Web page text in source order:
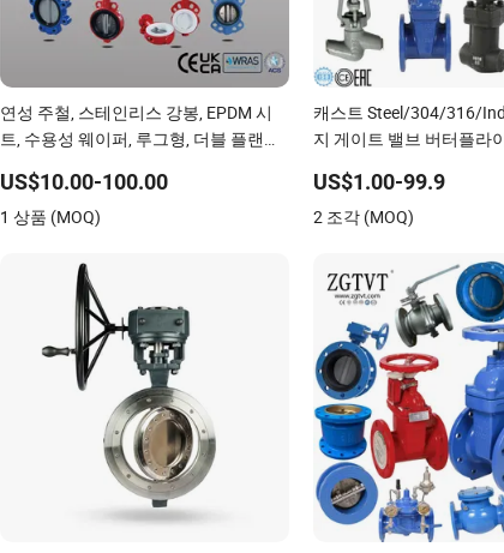
연성 주철, 스테인리스 강봉, EPDM 시
트, 수용성 웨이퍼, 루그형, 더블 플랜지
체크 밸브
US$10.00-100.00
1 상품 (MOQ)
캐스트 Steel/304/316/
지 게이트 밸브 버터플라
베벨 기어 중국 밸브
US$1.00-99.9
2 조각 (MOQ)